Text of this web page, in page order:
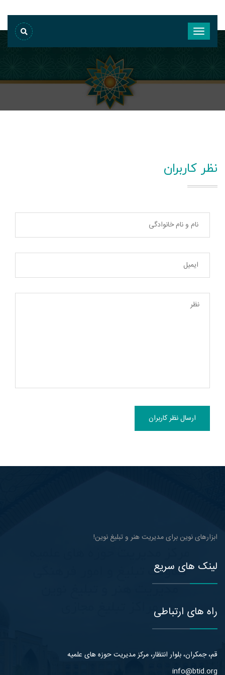
نظر کاربران
ارسال نظر کاربران
ابزارهای نوین برای مدیریت هنر و تبلیغ نوین!
لینک های سریع
راه های ارتباطی
قم، جمکران، بلوار انتظار، مرکز مدیریت حوزه های علمیه
info@btid.org